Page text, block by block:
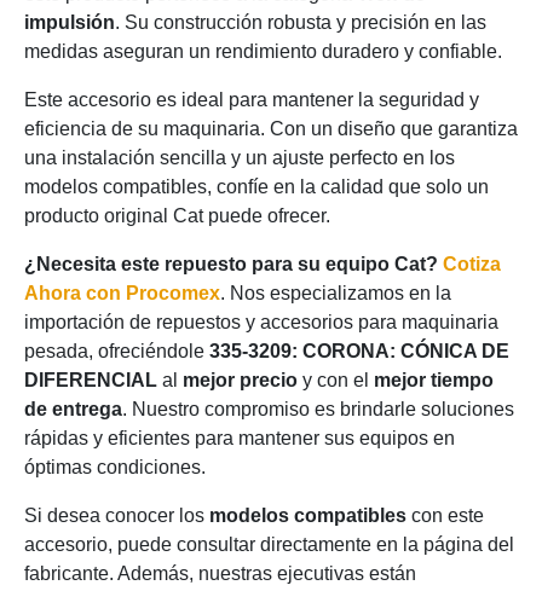
impulsión. Su construcción robusta y precisión en las
medidas aseguran un rendimiento duradero y confiable.
Este accesorio es ideal para mantener la seguridad y
eficiencia de su maquinaria. Con un diseño que garantiza
una instalación sencilla y un ajuste perfecto en los
modelos compatibles, confíe en la calidad que solo un
producto original Cat puede ofrecer.
¿Necesita este repuesto para su equipo Cat? Cotiza
Ahora con Procomex. Nos especializamos en la
importación de repuestos y accesorios para maquinaria
pesada, ofreciéndole 335-3209: CORONA: CÓNICA DE
DIFERENCIAL al mejor precio y con el mejor tiempo
de entrega. Nuestro compromiso es brindarle soluciones
rápidas y eficientes para mantener sus equipos en
óptimas condiciones.
Si desea conocer los modelos compatibles con este
accesorio, puede consultar directamente en la página del
fabricante. Además, nuestras ejecutivas están